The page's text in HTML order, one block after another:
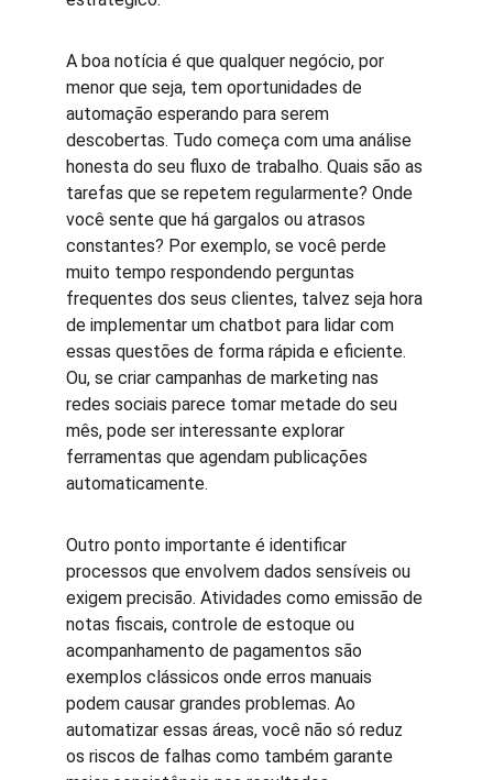
A boa notícia é que qualquer negócio, por
menor que seja, tem oportunidades de
automação esperando para serem
descobertas. Tudo começa com uma análise
honesta do seu fluxo de trabalho. Quais são as
tarefas que se repetem regularmente? Onde
você sente que há gargalos ou atrasos
constantes? Por exemplo, se você perde
muito tempo respondendo perguntas
frequentes dos seus clientes, talvez seja hora
de implementar um chatbot para lidar com
essas questões de forma rápida e eficiente.
Ou, se criar campanhas de marketing nas
redes sociais parece tomar metade do seu
mês, pode ser interessante explorar
ferramentas que agendam publicações
automaticamente.
Outro ponto importante é identificar
processos que envolvem dados sensíveis ou
exigem precisão. Atividades como emissão de
notas fiscais, controle de estoque ou
acompanhamento de pagamentos são
exemplos clássicos onde erros manuais
podem causar grandes problemas. Ao
automatizar essas áreas, você não só reduz
os riscos de falhas como também garante